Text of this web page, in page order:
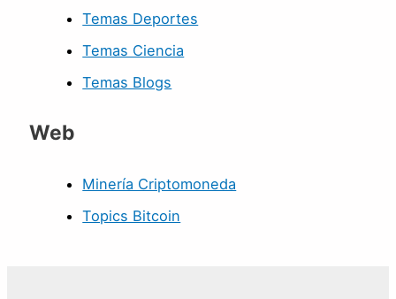
Temas Deportes
Temas Ciencia
Temas Blogs
Web
Minería Criptomoneda
Topics Bitcoin